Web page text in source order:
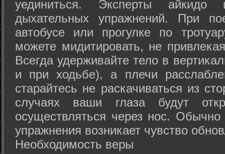
уединиться. Эксперты айкидо
дыхательных упражнений. При
автобусе или прогулке по
можете мидитировать, не
Всегда удерживайте тело в
и при ходьбе), а плечи
старайтесь не раскачиваться из
случаях ваши глаза будут
осуществляться через нос. Обычно
упражнения возникает чувство
Необходимость веры